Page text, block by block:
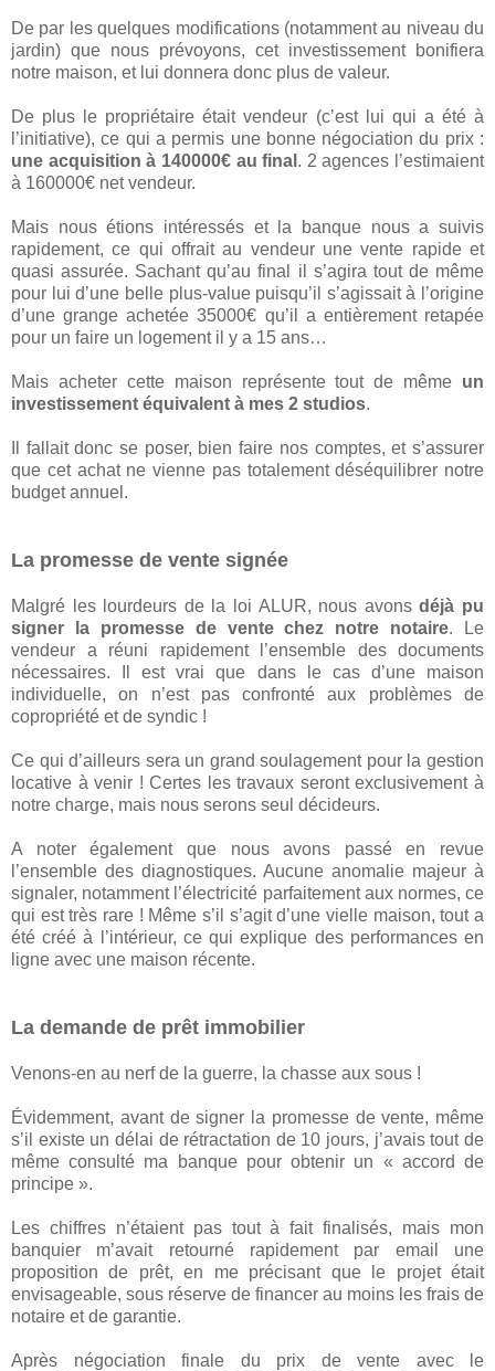
De par les quelques modifications (notamment au niveau du
jardin) que nous prévoyons, cet investissement bonifiera
notre maison, et lui donnera donc plus de valeur.
De plus le propriétaire était vendeur (c’est lui qui a été à
l’initiative), ce qui a permis une bonne négociation du prix :
une acquisition à 140000€ au final . 2 agences l’estimaient
à 160000€ net vendeur.
Mais nous étions intéressés et la banque nous a suivis
rapidement, ce qui offrait au vendeur une vente rapide et
quasi assurée. Sachant qu’au final il s’agira tout de même
pour lui d’une belle plus-value puisqu’il s’agissait à l’origine
d’une grange achetée 35000€ qu’il a entièrement retapée
pour un faire un logement il y a 15 ans…
Mais acheter cette maison représente tout de même un
investissement équivalent à mes 2 studios.
Il fallait donc se poser, bien faire nos comptes, et s’assurer
que cet achat ne vienne pas totalement déséquilibrer notre
budget annuel.
La promesse de vente signée
Malgré les lourdeurs de la loi ALUR, nous avonsdéjà pu
signer la promesse de vente chez notre notaire. Le
vendeur a réuni rapidement l’ensemble des documents
nécessaires. Il est vrai que dans le cas d’une maison
individuelle, on n’est pas confronté aux problèmes de
copropriété et de syndic !
Ce qui d’ailleurs sera un grand soulagement pour la gestion
locative à venir ! Certes les travaux seront exclusivement à
notre charge, mais nous serons seul décideurs.
A noter également que nous avons passé en revue
l’ensemble des diagnostiques. Aucune anomalie majeur à
signaler, notamment l’électricité parfaitement aux normes, ce
qui est très rare ! Même s’il s’agit d’une vielle maison, tout a
été créé à l’intérieur, ce qui explique des performances en
ligne avec une maison récente.
La demande de prêt immobilier
Venons-en au nerf de la guerre, la chasse aux sous !
Évidemment, avant de signer la promesse de vente, même
s’il existe un délai de rétractation de 10 jours, j’avais tout de
même consulté ma banque pour obtenir un « accord de
principe ».
Les chiffres n’étaient pas tout à fait finalisés, mais mon
banquier m’avait retourné rapidement par email une
proposition de prêt, en me précisant que le projet était
envisageable, sous réserve de financer au moins les frais de
notaire et de garantie.
Après négociation finale du prix de vente avec le